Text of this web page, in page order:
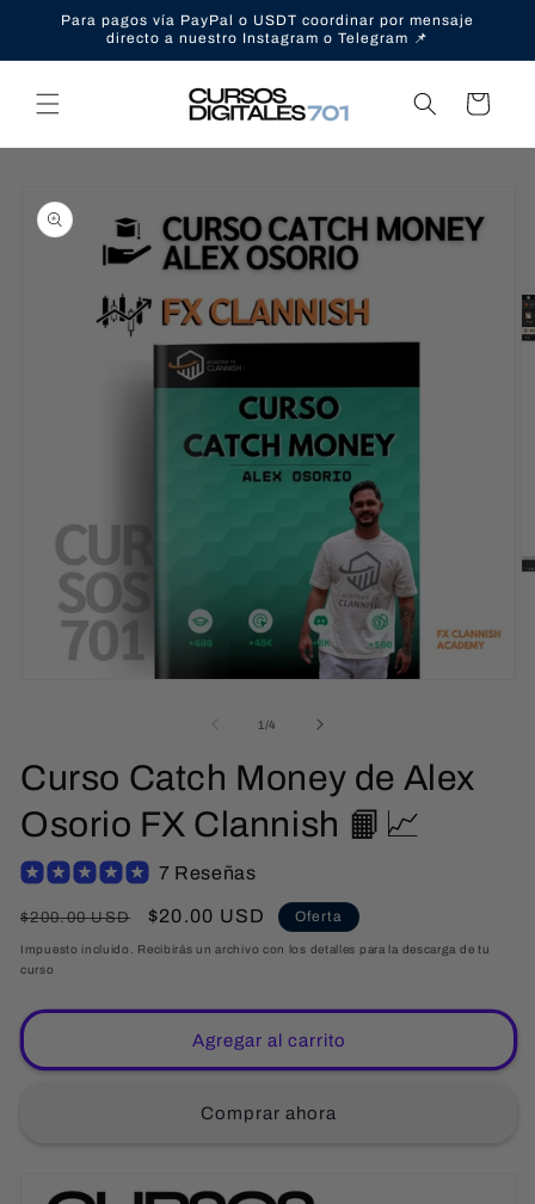
directamente
Para pagos vía PayPal o USDT coordinar por mensaje
directo a nuestro Instagram o Telegram 📌
Carrito
a la
información
del producto
una
ventana
modal
1/de
4
Curso Catch Money de Alex
Osorio FX Clannish 📙📈
7 Reseñas
Precio
habitual
$200.00 USD
Precio
de
$20.00 USD Oferta
Impuesto incluido. Recibirás un archivo con los detalles para la descarga de tu
curso
Agregar al carrito
Comprar ahora